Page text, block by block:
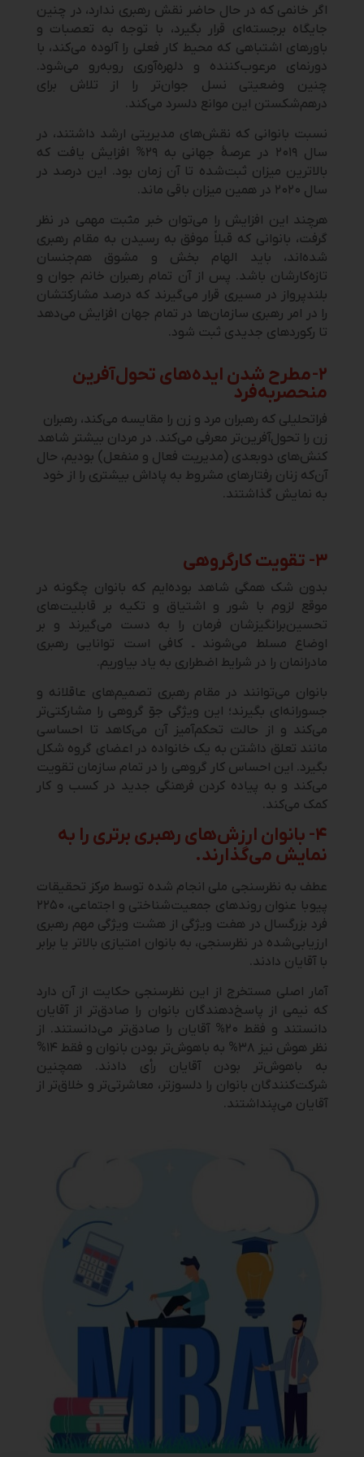
اگر خانمی که در حال حاضر نقش رهبری ندارد، در چنین
جایگاه برجسته‌ای قرار بگیرد، با توجه به تعصبات و
باورهای اشتباهی که محیط کار فعلی را آلوده می‌کند، با
دورنمای مرعوب‌کننده‌ و دلهره‌آوری روبه‌رو می‌شود.
چنین وضعیتی نسل جوان‌تر را از تلاش برای
درهم‌شکستن این موانع دلسرد می‌کند.
نسبت بانوانی که نقش‌های مدیریتی ارشد داشتند، در
سال ۲۰۱۹ در عرصۀ جهانی به ۲۹% افزایش یافت که
بالاترین میزان ثبت‌شده تا آن زمان بود. این درصد در
سال ۲۰۲۰ در همین میزان باقی ماند.
هرچند این افزایش را می‌توان خبر مثبت مهمی در نظر
گرفت، بانوانی که قبلاً موفق به رسیدن به مقام رهبری
شده‌اند، باید الهام بخش و مشوق هم‌جنسان
تازه‌کارشان باشد. پس از آن تمام رهبران خانم جوان و
بلندپرواز در مسیری قرار می‌گیرند که درصد مشارکتشان
را در امر رهبری سازمان‌ها در تمام جهان افزایش می‌دهد
تا رکوردهای جدیدی ثبت شود.
۲- مطرح شدن ایده‌های تحول‌آفرین
منحصربه‌فرد
فراتحلیلی که رهبران مرد و زن را مقایسه می‌کند، رهبران
زن را تحول‌آفرین‌تر معرفی می‌کند. در مردان بیشتر شاهد
کنش‌های دوبعدی (مدیریت فعال و منفعل) بودیم، حال
آن‌که زنان رفتارهای مشروط به پاداش‌ بیشتری را از خود
به نمایش گذاشتند.
۳- تقویت کارگروهی
بدون شک همگی شاهد بوده‌ایم که بانوان چگونه در
موقع لزوم با شور و اشتیاق و تکیه بر قابلیت‌‌های
تحسین‌برانگیزشان فرمان را به دست می‌گیرند و بر
اوضاع مسلط می‌شوند ـ کافی است توانایی رهبری
مادرانمان را در شرایط اضطراری به یاد بیاوریم.
بانوان می‌توانند در مقام رهبری تصمیم‌های عاقلانه و
جسورانه‌ای بگیرند؛ این ویژگی جوّ گروهی را مشارکتی‌تر
می‌کند و از حالت تحکم‌آمیز آن می‌کاهد تا احساسی
مانند تعلق داشتن به یک خانواده در اعضای گروه شکل
بگیرد. این احساس کار گروهی را در تمام سازمان تقویت
می‌کند و به پیاده کردن فرهنگی جدید در کسب و کار
کمک می‌کند.
۴- بانوان ارزش‌های رهبری برتری را به
نمایش می‌گذارند.
عطف به نظرسنجی ملی انجام شده توسط مرکز تحقیقات
پیو با عنوان روندهای جمعیت‌شناختی و اجتماعی، ۲۲۵۰
فرد بزرگسال در هفت ویژگی از هشت ویژگی مهم رهبری
ارزیابی‌شده در نظرسنجی، به بانوان امتیازی بالاتر یا برابر
با آقایان دادند.
آمار اصلی مستخرج از این نظرسنجی حکایت از آن دارد
که نیمی از پاسخ‌دهندگان بانوان را صادق‌تر از آقایان
دانستند و فقط ۲۰% آقایان را صادق‌تر می‌دانستند. از
نظر هوش نیز ۳۸% به باهوش‌تر بودن بانوان و فقط ۱۴%
به باهوش‌تر بودن آقایان رأی دادند. همچنین
شرکت‌کنندگان بانوان را دلسوزتر، معاشرتی‌تر و خلاق‌تر از
آقایان می‌پنداشتند.